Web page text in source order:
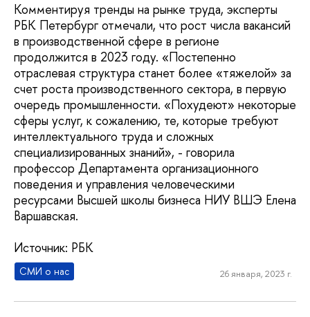
Комментируя тренды на рынке труда, эксперты
РБК Петербург отмечали, что рост числа вакансий
в производственной сфере в регионе
продолжится в 2023 году. «Постепенно
отраслевая структура станет более «тяжелой» за
счет роста производственного сектора, в первую
очередь промышленности. «Похудеют» некоторые
сферы услуг, к сожалению, те, которые требуют
интеллектуального труда и сложных
специализированных знаний», - говорила
профессор Департамента организационного
поведения и управления человеческими
ресурсами Высшей школы бизнеса НИУ ВШЭ Елена
Варшавская.
Источник: РБК
СМИ о нас 26 января, 2023 г.